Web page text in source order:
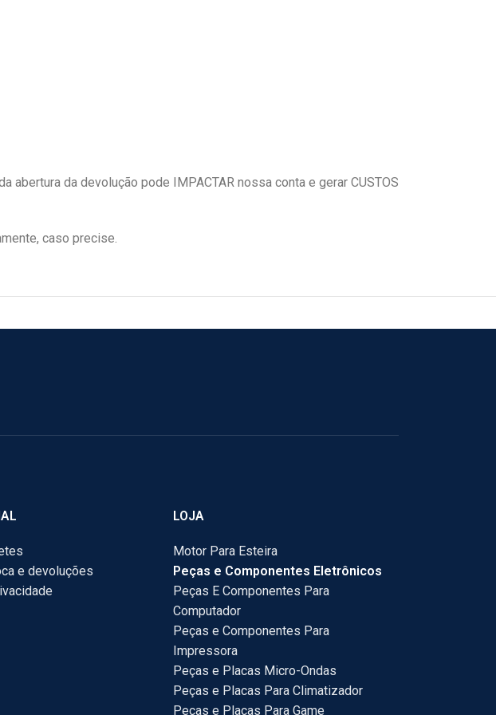
abertura da devolução pode IMPACTAR nossa conta e gerar CUSTOS
caso precise.
e devoluções
LOJA
Motor Para Esteira
Peças e Componentes Eletrônicos
Peças E Componentes Para
Computador
Peças e Componentes Para
Impressora
Peças e Placas Micro-Ondas
Peças e Placas Para Climatizador
Peças e Placas Para Game